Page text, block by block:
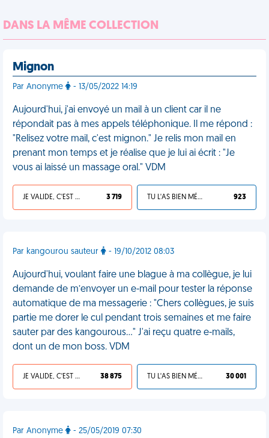
DANS LA MÊME COLLECTION
Mignon
Par Anonyme - 13/05/2022 14:19
Aujourd'hui, j'ai envoyé un mail à un client car il ne
répondait pas à mes appels téléphonique. Il me répond :
"Relisez votre mail, c'est mignon." Je relis mon mail en
prenant mon temps et je réalise que je lui ai écrit : "Je
vous ai laissé un massage oral." VDM
JE VALIDE, C'EST UNE VDM 3 719 TU L'AS BIEN MÉRITÉ 923
Par kangourou sauteur - 19/10/2012 08:03
Aujourd'hui, voulant faire une blague à ma collègue, je lui
demande de m’envoyer un e-mail pour tester la réponse
automatique de ma messagerie : "Chers collègues, je suis
partie me dorer le cul pendant trois semaines et me faire
sauter par des kangourous..." J'ai reçu quatre e-mails,
dont un de mon boss. VDM
JE VALIDE, C'EST UNE VDM 38 875 TU L'AS BIEN MÉRITÉ 30 001
Par Anonyme - 25/05/2019 07:30